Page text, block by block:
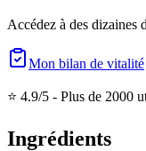
Accédez à des dizaines
Mon bilan de vitalité
⭐ 4.9/5 - Plus de 2000
Ingrédients